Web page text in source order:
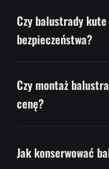
Czy balustrady
bezpieczeństwa?
Czy montaż
cenę?
Jak konserwować